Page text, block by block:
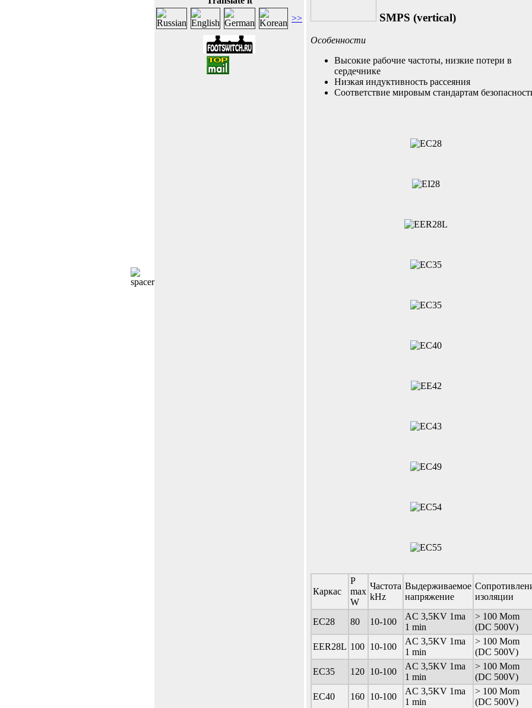
>>
SMPS (vertical)
Особенности
Высокие рабочие частоты, низкие потери в
сердечнике
Низкая индуктивность рассеяния
Соответствие мировым стандартам
Каркас
P
max
W
Частота
kHz
Выдерживаемое
напряжение
изоляции
ЕС28 80 10-100
AC 3,5KV 1ma
1 min
> 100 Mom
(DC 500V)
EER28L 100 10-100
AC 3,5KV 1ma
1 min
> 100 Mom
(DC 500V)
EC35
120 10-100
AC 3,5KV 1ma
1 min
> 100 Mom
(DC 500V)
EC40
160 10-100
AC 3,5KV 1ma
1 min
> 100 Mom
(DC 500V)